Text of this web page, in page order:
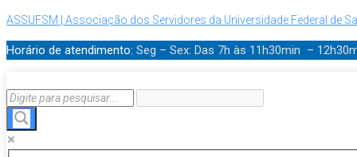
ASSUFSM | Associação dos Servidores da Universidade Federal de
Horário de atendimento: Seg – Sex: Das 7h às 11h30min –